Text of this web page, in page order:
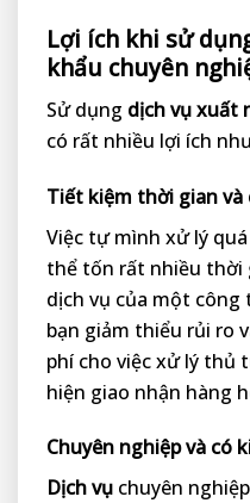
Lợi ích khi sử
khẩu chuyên
Sử dụng dịch vụ xuất
có rất nhiều lợi ích
Tiết kiệm thời gian và
Việc tự mình xử lý
thể tốn rất nhiều thời
dịch vụ của một công
bạn giảm thiểu rủi ro
phí cho việc xử lý thủ
hiện giao nhận hàng
Chuyên nghiệp và có
Dịch vụ chuyên